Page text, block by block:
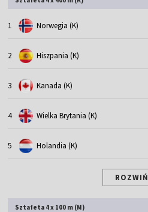
1 Norwegia (K)
2 Hiszpania (K)
3 Kanada (K)
4 Wielka Brytania (K)
5 Holandia (K)
ROZWIŃ
Sztafeta 4 x 100 m (M)